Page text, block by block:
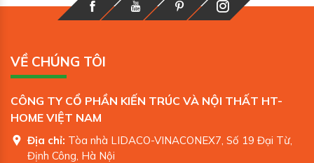
VỀ CHÚNG TÔI
CÔNG TY CỔ PHẦN KIẾN TRÚC VÀ NỘI THẤT HT-
HOME VIỆT NAM
Địa chỉ: Tòa nhà LIDACO-VINACONEX7, Số 19 Đại Từ,
Định Công, Hà Nội